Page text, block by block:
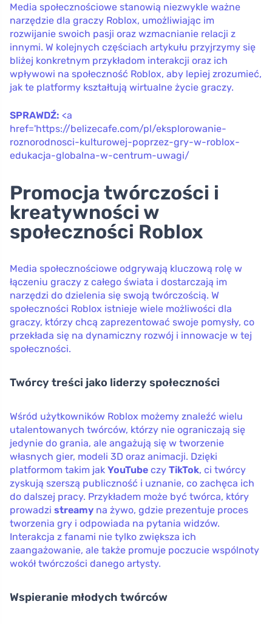
Media społecznościowe stanowią niezwykle ważne
narzędzie dla graczy Roblox, umożliwiając im
rozwijanie swoich pasji oraz wzmacnianie relacji z
innymi. W kolejnych częściach artykułu przyjrzymy się
bliżej konkretnym przykładom interakcji oraz ich
wpływowi na społeczność Roblox, aby lepiej zrozumieć,
jak te platformy kształtują wirtualne życie graczy.
SPRAWDŹ: <a
href='https://belizecafe.com/pl/eksplorowanie-
roznorodnosci-kulturowej-poprzez-gry-w-roblox-
edukacja-globalna-w-centrum-uwagi/
Promocja twórczości i
kreatywności w
społeczności Roblox
Media społecznościowe odgrywają kluczową rolę w
łączeniu graczy z całego świata i dostarczają im
narzędzi do dzielenia się swoją twórczością. W
społeczności Roblox istnieje wiele możliwości dla
graczy, którzy chcą zaprezentować swoje pomysły, co
przekłada się na dynamiczny rozwój i innowacje w tej
społeczności.
Twórcy treści jako liderzy społeczności
Wśród użytkowników Roblox możemy znaleźć wielu
utalentowanych twórców, którzy nie ograniczają się
jedynie do grania, ale angażują się w tworzenie
własnych gier, modeli 3D oraz animacji. Dzięki
platformom takim jak YouTube czy TikTok, ci twórcy
zyskują szerszą publiczność i uznanie, co zachęca ich
do dalszej pracy. Przykładem może być twórca, który
prowadzi streamy na żywo, gdzie prezentuje proces
tworzenia gry i odpowiada na pytania widzów.
Interakcja z fanami nie tylko zwiększa ich
zaangażowanie, ale także promuje poczucie wspólnoty
wokół twórczości danego artysty.
Wspieranie młodych twórców